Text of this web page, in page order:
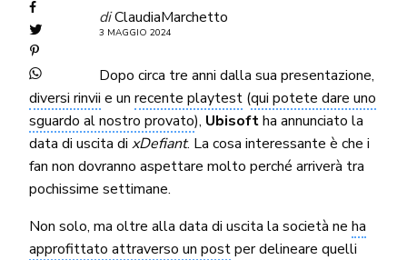
diClaudiaMarchetto
3 MAGGIO 2024
Dopo circa tre anni dalla sua presentazione,
diversi rinvii e unrecente playtest (qui potete dare uno
sguardo al nostro provato), Ubisoftha annunciato la
data di uscita dixDefiant. La cosa interessante è che i
fan non dovranno aspettare molto perché arriverà tra
pochissime settimane.
Non solo, ma oltre alla data di uscita la società neha
approfittato attraverso un postper delineare quelli